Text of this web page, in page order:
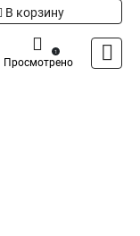
В корзину
Просмотрено
1